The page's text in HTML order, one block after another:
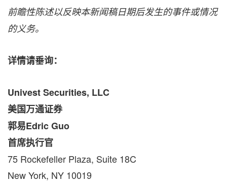
前瞻性陈述以反映本新闻稿日期后发生的事件或情况
的义务。
详情请垂询：
Univest Securities, LLC
美国万通证券
郭易Edric Guo
首席执行官
75 Rockefeller Plaza, Suite 18C
New York, NY 10019